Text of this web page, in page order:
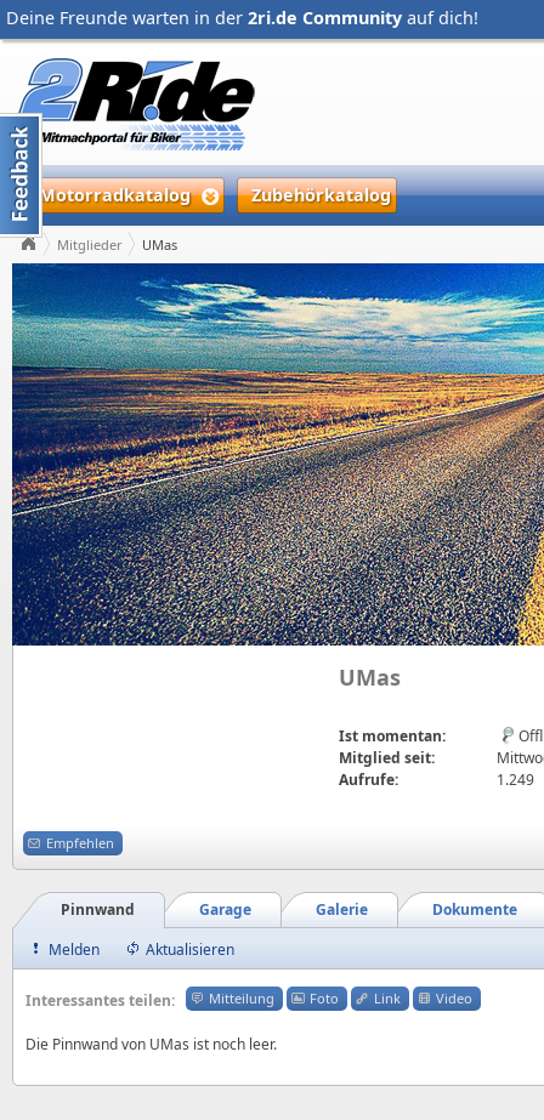
Deine Freunde warten in der 2ri.de Community auf dich!
Motorradkatalog Zubehörkatalog
Mitglieder UMas
UMas
Ist momentan:
Mitglied seit:
Aufrufe:
1.249
Empfehlen
Dokumente
Galerie
Garage
Pinnwand
Melden
Aktualisieren
Interessantes teilen: Mitteilung Foto Link Video
Die Pinnwand von UMas ist noch leer.